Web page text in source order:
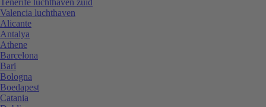
Valencia luchthaven
Alicante
Antalya
Athene
Barcelona
Bari
Bologna
Boedapest
Catania